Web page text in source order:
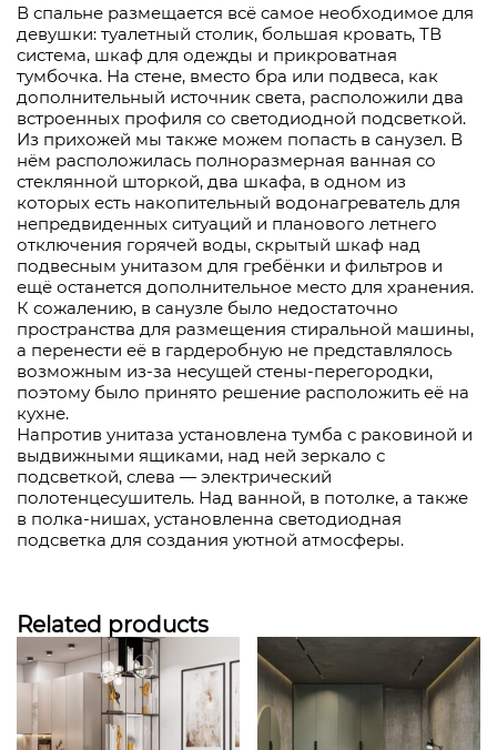
В спальне размещается всё самое необходимое для
девушки: туалетный столик, большая кровать, ТВ
система, шкаф для одежды и прикроватная
тумбочка. На стене, вместо бра или подвеса, как
дополнительный источник света, расположили два
встроенных профиля со светодиодной подсветкой.
Из прихожей мы также можем попасть в санузел. В
нём расположилась полноразмерная ванная со
стеклянной шторкой, два шкафа, в одном из
которых есть накопительный водонагреватель для
непредвиденных ситуаций и планового летнего
отключения горячей воды, скрытый шкаф над
подвесным унитазом для гребёнки и фильтров и
ещё останется дополнительное место для хранения.
К сожалению, в санузле было недостаточно
пространства для размещения стиральной машины,
а перенести её в гардеробную не представлялось
возможным из-за несущей стены-перегородки,
поэтому было принято решение расположить её на
кухне.
Напротив унитаза установлена тумба с раковиной и
выдвижными ящиками, над ней зеркало с
подсветкой, слева — электрический
полотенцесушитель. Над ванной, в потолке, а также
в полка-нишах, установленна светодиодная
подсветка для создания уютной атмосферы.
Related products